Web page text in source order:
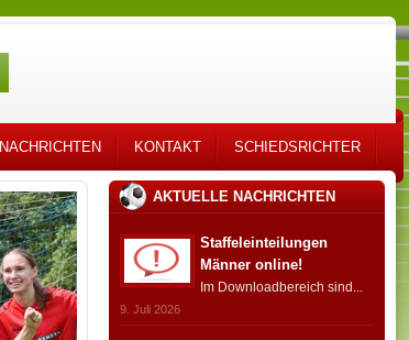
NACHRICHTEN KONTAKT SCHIEDSRICHTER
AKTUELLE NACHRICHTEN
Staffeleinteilungen
Männer online!
Im Downloadbereich sind...
9. Juli 2026